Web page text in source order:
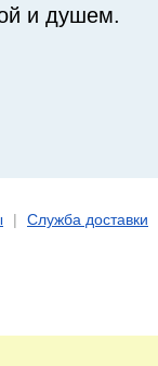
и душем.
Служба доставки